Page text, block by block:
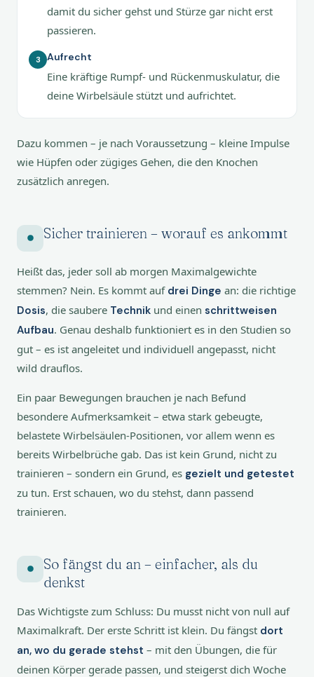
damit du sicher gehst und Stürze gar nicht erst
passieren.
3 Aufrecht
Eine kräftige Rumpf- und Rückenmuskulatur, die
deine Wirbelsäule stützt und aufrichtet.
Dazu kommen – je nach Voraussetzung – kleine Impulse
wie Hüpfen oder zügiges Gehen, die den Knochen
zusätzlich anregen.
Sicher trainieren – worauf es ankommt
Heißt das, jeder soll ab morgen Maximalgewichte
stemmen? Nein. Es kommt auf drei Dinge an: die richtige
Dosis, die saubere Technik und einen schrittweisen
Aufbau. Genau deshalb funktioniert es in den Studien so
gut – es ist angeleitet und individuell angepasst, nicht
wild drauflos.
Ein paar Bewegungen brauchen je nach Befund
besondere Aufmerksamkeit – etwa stark gebeugte,
belastete Wirbelsäulen-Positionen, vor allem wenn es
bereits Wirbelbrüche gab. Das ist kein Grund, nicht zu
trainieren – sondern ein Grund, es gezielt und getestet
zu tun. Erst schauen, wo du stehst, dann passend
trainieren.
So fängst du an – einfacher, als du
denkst
Das Wichtigste zum Schluss: Du musst nicht von null auf
Maximalkraft. Der erste Schritt ist klein. Du fängst dort
an, wo du gerade stehst – mit den Übungen, die für
deinen Körper gerade passen, und steigerst dich Woche